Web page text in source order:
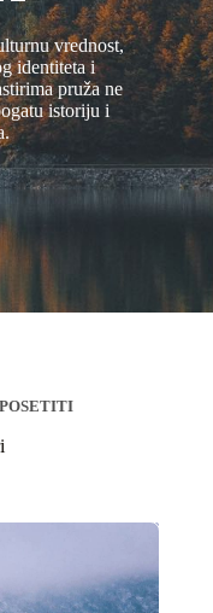
vrednost,
identiteta i
pruža ne
istoriju i